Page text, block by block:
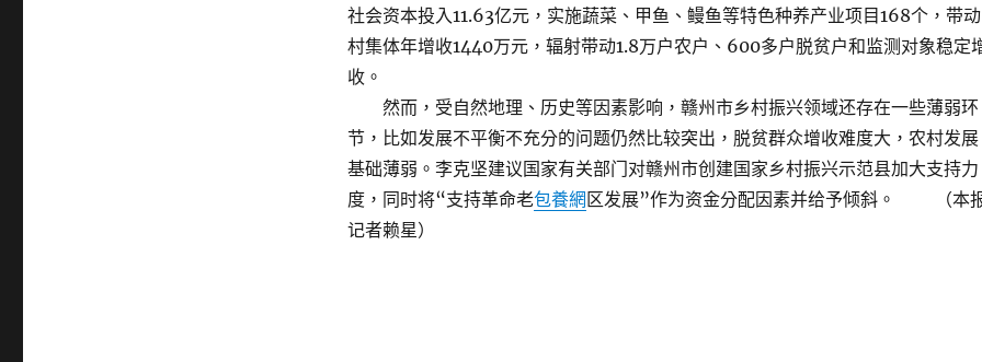
社会资本投入11.63亿元，实施蔬菜、甲鱼、鳗鱼等特色种养产业项目168个，带动
村集体年增收1440万元，辐射带动1.8万户农户、600多户脱贫户和监测对象稳定
收。
然而，受自然地理、历史等因素影响，赣州市乡村振兴领域还存在一些薄弱环
节，比如发展不平衡不充分的问题仍然比较突出，脱贫群众增收难度大，农村发展
基础薄弱。李克坚建议国家有关部门对赣州市创建国家乡村振兴示范县加大支持力
度，同时将“支持革命老包養網 区发展”作为资金分配因素并给予倾斜。 （本
记者赖星）